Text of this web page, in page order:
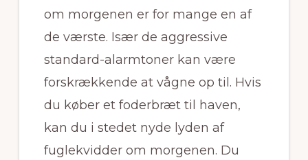
om morgenen er for mange en af
de værste. Især de aggressive
standard-alarmtoner kan være
forskrækkende at vågne op til. Hvis
du køber et foderbræt til haven,
kan du i stedet nyde lyden af
fuglekvidder om morgenen. Du